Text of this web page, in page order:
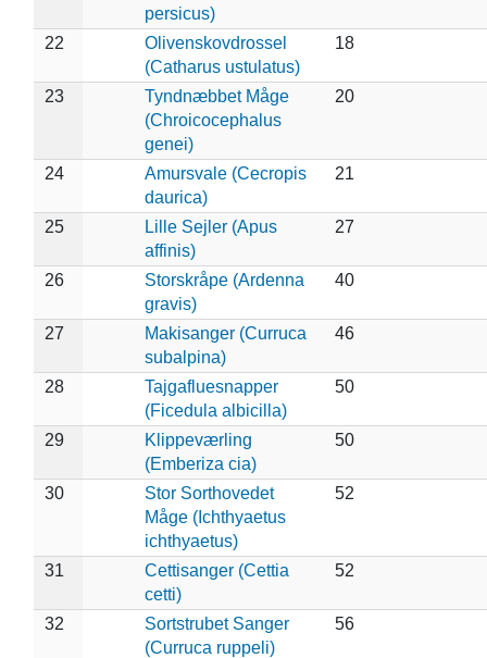
persicus)
22
Olivenskovdrossel
(Catharus ustulatus)
18
23
Tyndnæbbet Måge
(Chroicocephalus
genei)
20
24
Amursvale (Cecropis
daurica)
21
25
Lille Sejler (Apus
affinis)
27
26
Storskråpe (Ardenna
gravis)
40
27
Makisanger (Curruca
subalpina)
46
28
Tajgafluesnapper
(Ficedula albicilla)
50
29
Klippeværling
(Emberiza cia)
50
30
Stor Sorthovedet
Måge (Ichthyaetus
ichthyaetus)
52
31
Cettisanger (Cettia
cetti)
52
32
Sortstrubet Sanger
(Curruca ruppeli)
56